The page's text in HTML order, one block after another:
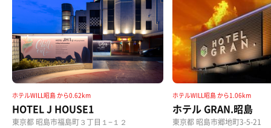
ホテルWILL昭島 から0.62km
HOTEL J HOUSE1
東京都 昭島市福島町３丁目１−１２
ホテルWILL昭島 から1.06km
ホテル GRAN.昭島
東京都 昭島市郷地町3-5-21